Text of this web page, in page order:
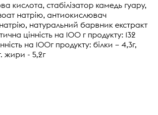
кислота, стабілізатор камедь гуару,
натрію, антиокислювач
натуральний барвник екстракт
цінність на 100 г продукту: 132
на 100г продукту: білки – 4,3г,
жири - 5,2г